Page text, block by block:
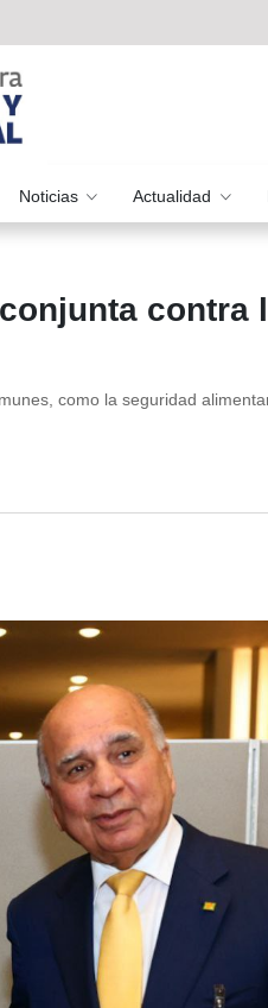
Noticias Actualidad
contra
como la seguridad